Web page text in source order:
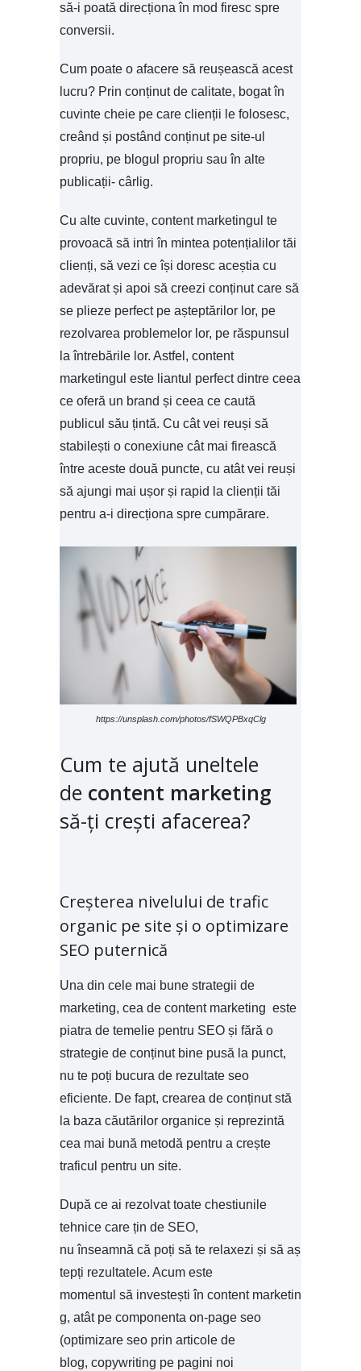
să-i poată direcționa în mod firesc spre
conversii.
Cum poate o afacere să reușească acest
lucru? Prin conținut de calitate, bogat în
cuvinte cheie pe care clienții le folosesc,
creând și postând conținut pe site-ul
propriu, pe blogul propriu sau în alte
publicații- cârlig.
Cu alte cuvinte, content marketingul te
provoacă să intri în mintea potențialilor tăi
clienți, să vezi ce își doresc aceștia cu
adevărat și apoi să creezi conținut care să
se plieze perfect pe așteptărilor lor, pe
rezolvarea problemelor lor, pe răspunsul
la întrebările lor. Astfel, content
marketingul este liantul perfect dintre ceea
ce oferă un brand și ceea ce caută
publicul său țintă. Cu cât vei reuși să
stabilești o conexiune cât mai firească
între aceste două puncte, cu atât vei reuși
să ajungi mai ușor și rapid la clienții tăi
pentru a-i direcționa spre cumpărare.
https://unsplash.com/photos/fSWQPBxqClg
Cum te ajută uneltele
de content marketing
să-ți crești afacerea?
Creșterea nivelului de trafic
organic pe site și o optimizare
SEO puternică
Una din cele mai bune strategii de
marketing, cea de content marketing este
piatra de temelie pentru SEO și fără o
strategie de conținut bine pusă la punct,
nu te poți bucura de rezultate seo
eficiente. De fapt, crearea de conținut stă
la baza căutărilor organice și reprezintă
cea mai bună metodă pentru a crește
traficul pentru un site.
După ce ai rezolvat toate chestiunile
tehnice care țin de SEO,
nu înseamnă că poți să te relaxezi și să aș
tepți rezultatele. Acum este
momentul să investești în content marketin
g, atât pe componenta on-page seo
(optimizare seo prin articole de
blog, copywriting pe pagini noi